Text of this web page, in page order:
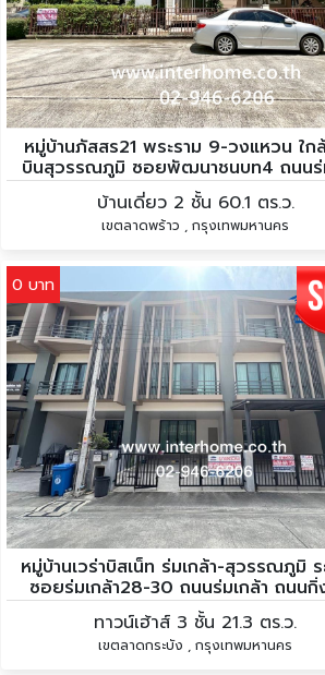
หมู่บ้านภัสสร21 พระราม 9-วงแหวน ใก
บินสุวรรณภูมิ ซอยพัฒนาชนบท4 ถนนร่
ถนนคู่ขนานกาญจนาภิเษก
บ้านเดี่ยว 2 ชั้น 60.1 ตร.ว.
เขตลาดพร้าว , กรุงเทพมหานคร
0 บาท
หมู่บ้านเวร่าบิสเน็ท ร่มเกล้า-สุวรรณภูมิ ร
ซอยร่มเกล้า28-30 ถนนร่มเกล้า ถนนกิ่
ทาวน์เฮ้าส์ 3 ชั้น 21.3 ตร.ว.
เขตลาดกระบัง , กรุงเทพมหานคร